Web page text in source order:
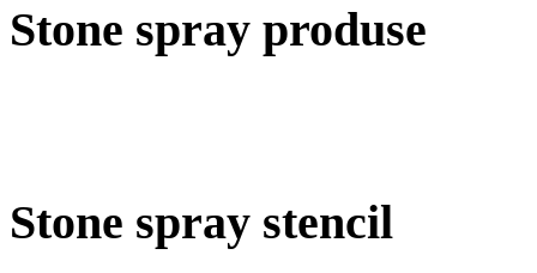
Stone spray produse
Stone spray stencil